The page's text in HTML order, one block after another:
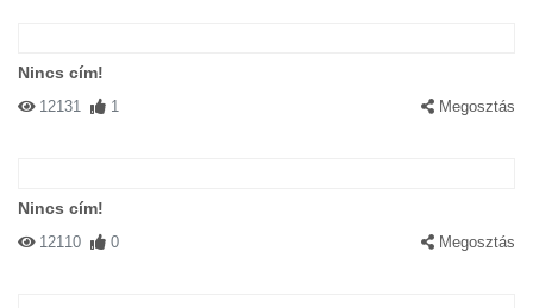
Nincs cím!
12131 1 Megosztás
Nincs cím!
12110 0 Megosztás